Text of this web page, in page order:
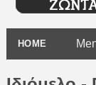
HOME